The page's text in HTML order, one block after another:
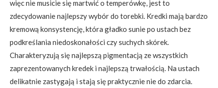
więc nie musicie się martwić o temperówkę, jest to
zdecydowanie najlepszy wybór do torebki. Kredki mają bardzo
kremową konsystencję, która gładko sunie po ustach bez
podkreślania niedoskonałości czy suchych skórek.
Charakteryzują się najlepszą pigmentacją ze wszystkich
zaprezentowanych kredek i najlepszą trwałością. Na ustach
delikatnie zastygają i stają się praktycznie nie do zdarcia.